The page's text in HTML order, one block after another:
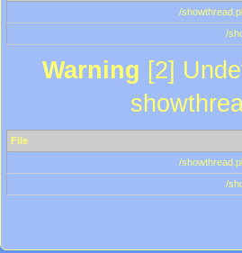
/
/
Warning [2]
File
/
/